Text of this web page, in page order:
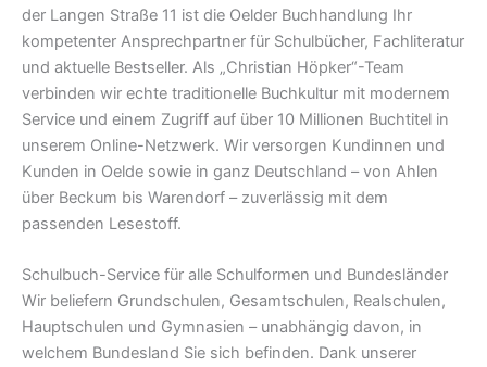
der Langen Straße 11 ist die Oelder Buchhandlung Ihr
kompetenter Ansprechpartner für Schulbücher, Fachliteratur
und aktuelle Bestseller. Als „Christian Höpker“-Team
verbinden wir echte traditionelle Buchkultur mit modernem
Service und einem Zugriff auf über 10 Millionen Buchtitel in
unserem Online-Netzwerk. Wir versorgen Kundinnen und
Kunden in Oelde sowie in ganz Deutschland – von Ahlen
über Beckum bis Warendorf – zuverlässig mit dem
passenden Lesestoff.
Schulbuch-Service für alle Schulformen und Bundesländer
Wir beliefern Grundschulen, Gesamtschulen, Realschulen,
Hauptschulen und Gymnasien – unabhängig davon, in
welchem Bundesland Sie sich befinden. Dank unserer